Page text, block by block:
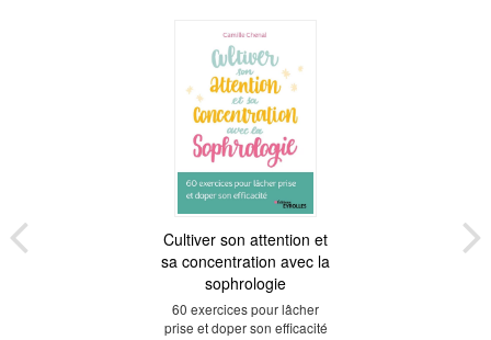
Cultiver son attention et
sa concentration avec la
sophrologie
60 exercices pour lâcher
prise et doper son efficacité